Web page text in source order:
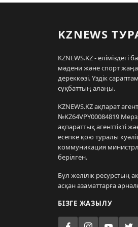
KZNEWS
KZNEWS.KZ -
мәдени және спорт
дереккөзі. Үздік
сұқбаттың алаңы.
KZNEWS.KZ ақпарат
№KZ64VPY00084819
ақпараттық агенттікті
есепке қою туралы
коммуникация
берілген.
Бұл желілік ресурстың
асқан азаматтарға
БІЗГЕ ЖАЗЫЛУ